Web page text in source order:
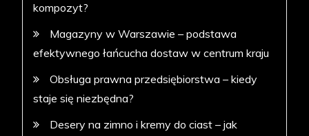
kompozyt?
Magazyny w Warszawie – podstawa
efektywnego łańcucha dostaw w centrum kraju
Obsługa prawna przedsiębiorstwa – kiedy
staje się niezbędna?
Desery na zimno i kremy do ciast – jak